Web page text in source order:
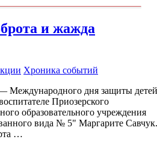
и жажда
Хроника событий
Международного дня защиты детей
Приозерского
образовательного учреждения
вида № 5" Маргарите Савчук.
…